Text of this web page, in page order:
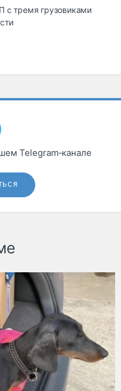
с тремя грузовиками
Telegram‑канале